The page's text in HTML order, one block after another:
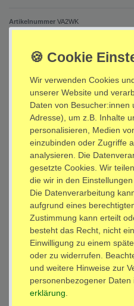
Artikelnummer VA2WK
2 x Ersatzarme weiß oder
Verlängerung Modell: VA2W
13,95 EUR *
sofort versandfertig
Wunschliste
* inkl. ges. MwSt. zzgl. Versandkosten
Wir verwenden Cookies
unserer Website und
Daten von Besucher:innen
Adresse), um z.B. Inhalte
personalisieren, Medien
einzubinden oder Zugriffe
analysieren. Die
gesetzte Cookies. Wir
die wir in den
Die Datenverarbeitung
aufgrund eines
Zustimmung kann erteilt
besteht das Recht, nicht
Einwilligung zu einem
oder zu widerrufen.
und weitere Hinweise zur
personenbezogener Daten
erklärung.